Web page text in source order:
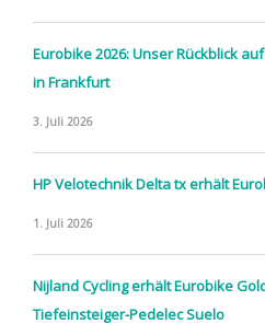
Eurobike 2026: Unser Rückblick
in Frankfurt
3. Juli 2026
HP Velotechnik Delta tx erhält
1. Juli 2026
Nijland Cycling erhält Eurobike
Tiefeinsteiger-Pedelec Suelo